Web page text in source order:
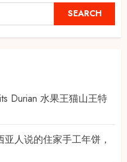
SEARCH
Durian 水果王猫山王特
人说的住家手工年饼，